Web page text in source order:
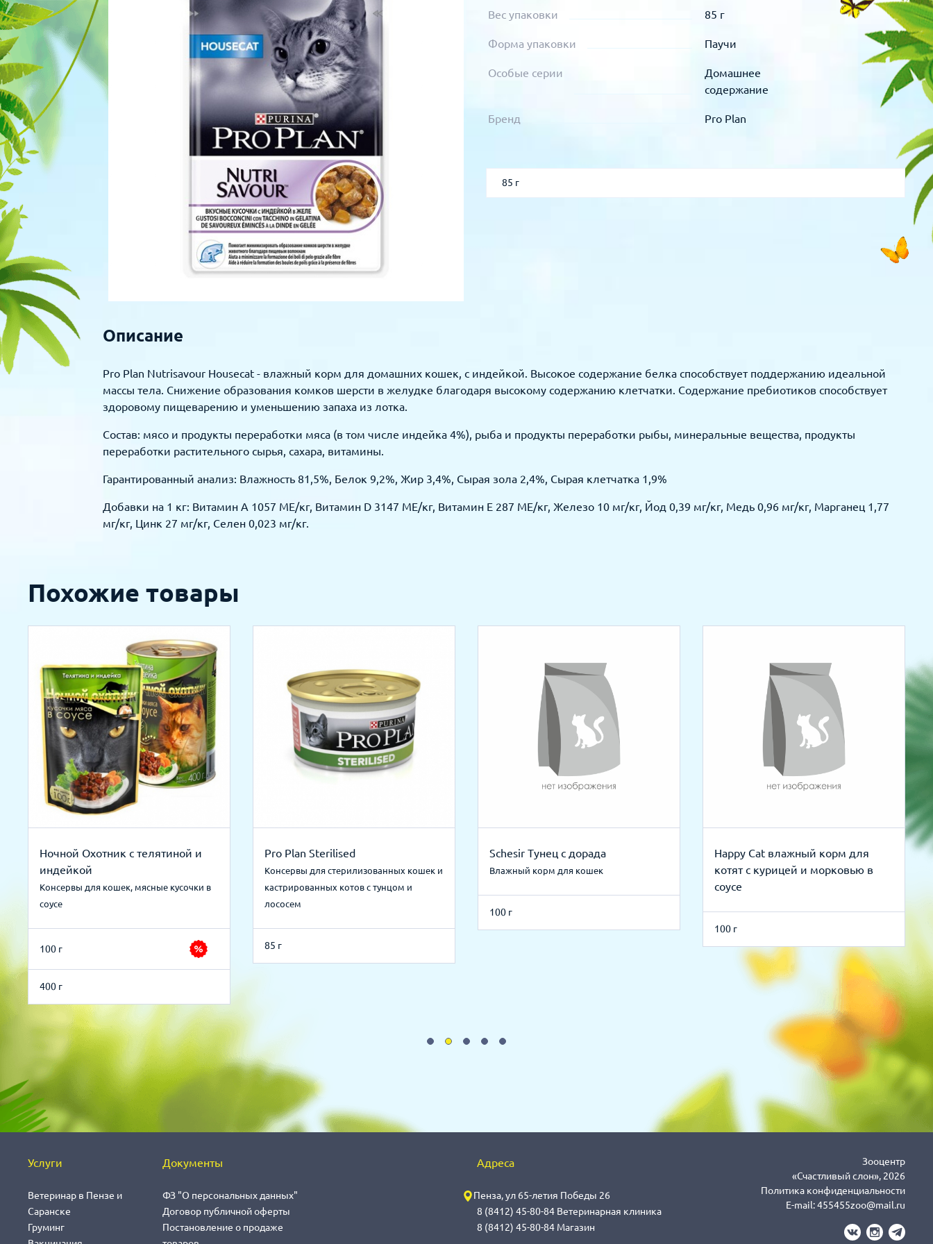
Для рыбок
Для рептилий
Процедуры
Обследование
Лаборатория
Стоматология
Вес упаковки 85 г
Форма упаковки Паучи
Особые серии
Домашнее
содержание
Бренд Pro Plan
85 г
Описание
Pro Plan Nutrisavour Housecat - влажный корм для домашних кошек, с индейкой. Высокое содержание белка способствует поддержанию идеальной
массы тела. Снижение образования комков шерсти в желудке благодаря высокому содержанию клетчатки. Содержание пребиотиков способствует
здоровому пищеварению и уменьшению запаха из лотка.
Состав: мясо и продукты переработки мяса (в том числе индейка 4%), рыба и продукты переработки рыбы, минеральные вещества, продукты
переработки растительного сырья, сахара, витамины.
Гарантированный анализ: Влажность 81,5%, Белок 9,2%, Жир 3,4%, Сырая зола 2,4%, Сырая клетчатка 1,9%
Добавки на 1 кг: Витамин А 1057 МЕ/кг, Витамин D 3147 МЕ/кг, Витамин Е 287 МЕ/кг, Железо 10 мг/кг, Йод 0,39 мг/кг, Медь 0,96 мг/кг, Марганец 1,77
мг/кг, Цинк 27 мг/кг, Селен 0,023 мг/кг.
Похожие товары
Ночной Охотник с телятиной и
индейкой
Консервы для кошек, мясные кусочки в
соусе
100 г
400 г
Pro Plan Sterilised
Консервы для стерилизованных кошек и
кастрированных котов с тунцом и
лососем
85 г
Schesir Тунец с дорада
Влажный корм для кошек
100 г
Happy Cat влажный корм для
котят с курицей и морковью в
соусе
100 г
Услуги
Ветеринар в Пензе и
Саранске
Груминг
Документы
ФЗ "О персональных данных"
Договор публичной оферты
Постановление о продаже
Адреса
Пенза, ул 65-летия Победы 26
8 (8412) 45-80-84 Ветеринарная клиника
8 (8412) 45-80-84 Магазин
Зооцентр
«Счастливый слон», 2026
Политика конфиденциальности
E-mail:455455zoo@mail.ru